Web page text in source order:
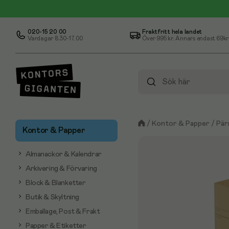
020-15 20 00
Vardagar 8.30-17.00
Fraktfritt hela landet
Över 995 kr. Annars endast 69kr
Kontor & Papper
Almanackor & Kalendrar
Arkivering & Förvaring
Block & Blanketter
Butik & Skyltning
Emballage, Post & Frakt
Papper & Etiketter
/ Kontor & Papper /